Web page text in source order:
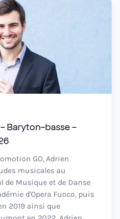
Baryton-basse -
GO, Adrien
musicales au
de Musique et de Danse
d'Opera Fuoco, puis
2019 ainsi que